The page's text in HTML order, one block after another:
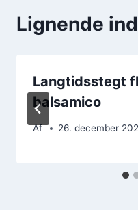
Lignende
Langtidsstegt
balsamico
Af 26. december